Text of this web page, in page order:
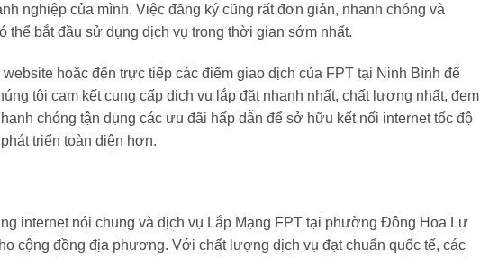
nghiệp của mình. Việc đăng ký cũng rất đơn giản, nhanh chóng và
thể bắt đầu sử dụng dịch vụ trong thời gian sớm nhất.
hoặc đến trực tiếp các điểm giao dịch của FPT tại Ninh Bình để
tôi cam kết cung cấp dịch vụ lắp đặt nhanh nhất, chất lượng nhất, đem
chóng tận dụng các ưu đãi hấp dẫn để sở hữu kết nối internet tốc độ
triển toàn diện hơn.
internet nói chung và dịch vụ Lắp Mạng FPT tại phường Đông Hoa Lư
cộng đồng địa phương. Với chất lượng dịch vụ đạt chuẩn quốc tế, các